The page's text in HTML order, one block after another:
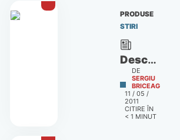
PRODUSE
STIRI
Descoperă
mai
ușor
cele
mai
DE
SERGIU
BRICEAG
11 / 05 /
2011
CITIRE ÎN
< 1 MINUT